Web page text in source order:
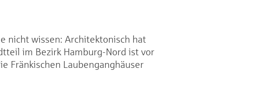
nicht wissen: Architektonisch hat
im Bezirk Hamburg-Nord ist vor
Fränkischen Laubenganghäuser